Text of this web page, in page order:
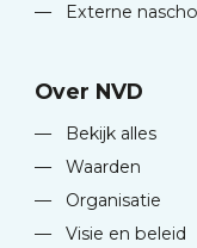
—
Externe
Over NVD
—
Bekijk alles
—
Waarden
—
Organisatie
—
Visie en beleid